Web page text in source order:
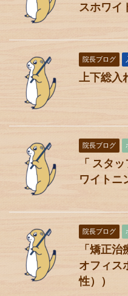
スホワイ
院長ブログ
上下総
院長ブログ
「 スタ
ワイトニ
院長ブログ
「矯正
オフィス
性））